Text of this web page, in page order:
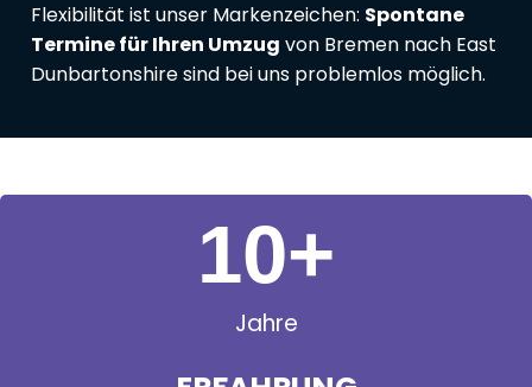
Flexibilität ist unser Markenzeichen: Spontane
Termine für Ihren Umzug von Bremen nach East
Dunbartonshire sind bei uns problemlos möglich.
Jahre
11+